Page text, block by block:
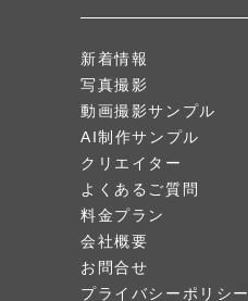
新着情報
写真撮影
動画撮影サンプル
AI制作サンプル
クリエイター
よくあるご質問
料金プラン
会社概要
お問合せ
プライバシーポリシー